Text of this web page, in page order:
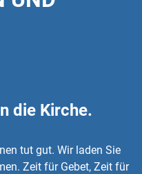
der
Gott in
die Kirche.
tut gut. Wir laden Sie
Zeit für Gebet, Zeit für